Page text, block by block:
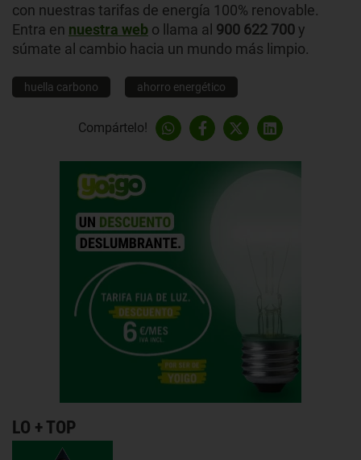
con nuestras tarifas de energía 100% renovable.
Entra en nuestra web o llama al 900 622 700y
súmate al cambio hacia un mundo más limpio.
huella carbono ahorro energético
Compártelo!
LO + TOP